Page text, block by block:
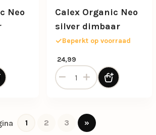
Neo
rose dimbaar aantal
Calex Organic Neo
silver dimbaar
Beperkt op voorraad
24,99
Calex Organic Neo silver
1 2 3 »